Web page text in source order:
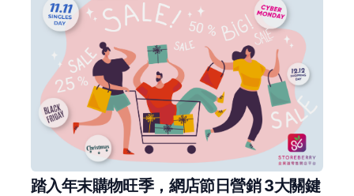
踏入年末購物旺季，網店節日營銷 3大關鍵